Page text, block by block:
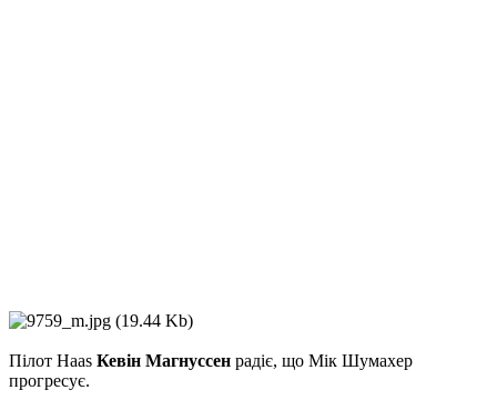
Пілот Haas Кевін Магнуссен радіє, що Мік Шумахер
прогресує.